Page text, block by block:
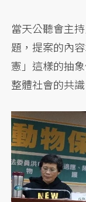
當天公聽會主
題，提案的內
憲」這樣的抽
整體社會的共